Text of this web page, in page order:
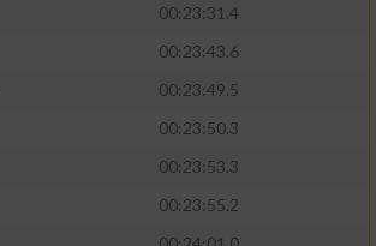
00:23:31.4
00:23:43.6
00:23:49.5
00:23:50.3
00:23:53.3
00:23:55.2